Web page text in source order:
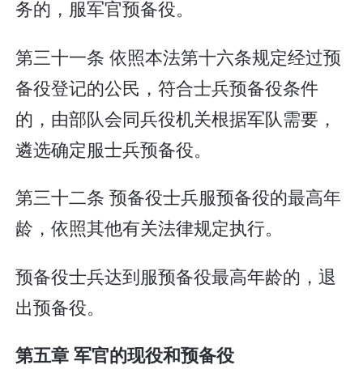
务的，服军官预备役。
第三十一条 依照本法第十六条规定经过预
备役登记的公民，符合士兵预备役条件
的，由部队会同兵役机关根据军队需要，
遴选确定服士兵预备役。
第三十二条 预备役士兵服预备役的最高年
龄，依照其他有关法律规定执行。
预备役士兵达到服预备役最高年龄的，退
出预备役。
第五章 军官的现役和预备役